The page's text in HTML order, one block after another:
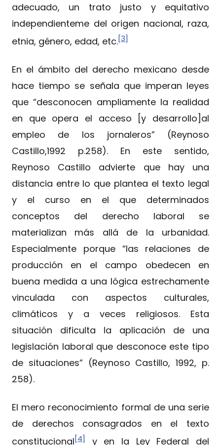
adecuado, un trato justo y equitativo
independienteme del origen nacional, raza,
etnia, género, edad, etc.[3]
En el ámbito del derecho mexicano desde
hace tiempo se señala que imperan leyes
que “desconocen ampliamente la realidad
en que opera el acceso [y desarrollo]al
empleo de los jornaleros” (Reynoso
Castillo,1992 p.258). En este sentido,
Reynoso Castillo advierte que hay una
distancia entre lo que plantea el texto legal
y el curso en el que determinados
conceptos del derecho laboral se
materializan más allá de la urbanidad.
Especialmente porque “las relaciones de
producción en el campo obedecen en
buena medida a una lógica estrechamente
vinculada con aspectos culturales,
climáticos y a veces religiosos. Esta
situación dificulta la aplicación de una
legislación laboral que desconoce este tipo
de situaciones” (Reynoso Castillo, 1992, p.
258).
El mero reconocimiento formal de una serie
de derechos consagrados en el texto
constitucional[4] y en la Ley Federal del